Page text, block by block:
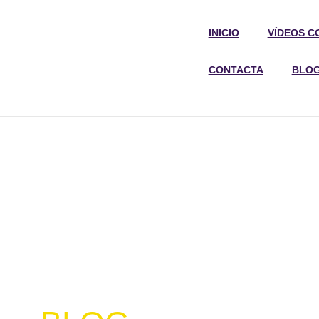
INICIO VÍDEOS
CONTACTA